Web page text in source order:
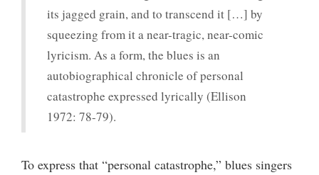
its jagged grain, and to transcend it […] by
squeezing from it a near-tragic, near-comic
lyricism. As a form, the blues is an
autobiographical chronicle of personal
catastrophe expressed lyrically (Ellison
1972: 78-79).
To express that “personal catastrophe,” blues singers